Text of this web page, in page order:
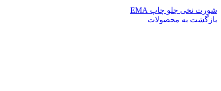
شورت نخی جلو چاپ EMA
بازگشت به محصولات